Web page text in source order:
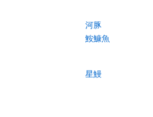
河豚
鮟鱇魚
星鰻